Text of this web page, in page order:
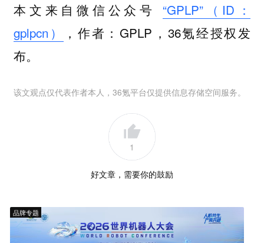
本文来自微信公众号 “GPLP”（ID：
gplpcn）
，作者：GPLP，36氪经授权发
布。
该文观点仅代表作者本人，36氪平台仅提供信息存储空间服务。
1
好文章，需要你的鼓励
品牌专题